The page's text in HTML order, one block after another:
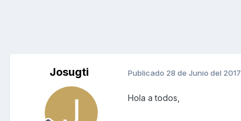
Josugti Publicado 28 de Junio del 2017
Hola a todos,